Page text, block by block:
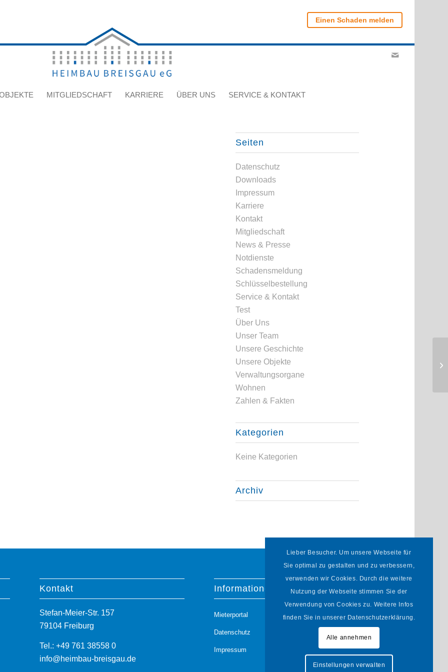
Einen Schaden melden
MITGLIEDSCHAFT KARRIERE ÜBER UNS SERVICE & KONTAKT
Seiten
Datenschutz
Downloads
Impressum
Karriere
Kontakt
Mitgliedschaft
News & Presse
Notdienste
Schadensmeldung
Schlüsselbestellung
Service & Kontakt
Test
Über Uns
Unser Team
Unsere Geschichte
Unsere Objekte
Verwaltungsorgane
Wohnen
Zahlen & Fakten
Kategorien
Keine Kategorien
Archiv
Kontakt
Stefan-Meier-Str. 157
79104 Freiburg
Tel.: +49 761 38558 0
info@heimbau-breisgau.de
Informationen
Mieterportal
Datenschutz
Impressum
Lieber Besucher. Um unsere Webseite für
Sie optimal zu gestalten und zu verbessern,
verwenden wir Cookies. Durch die weitere
Nutzung der Webseite stimmen Sie der
Verwendung von Cookies zu. Weitere Infos
finden Sie in unserer Datenschutzerklärung.
Alle annehmen
Einstellungen verwalten